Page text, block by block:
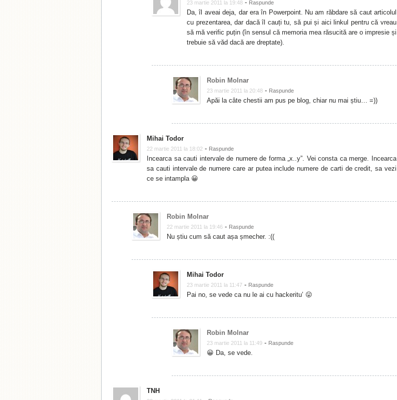
23 martie 2011 la 19:48 - Raspunde
Da, îl aveai deja, dar era în Powerpoint. Nu am răbdare să caut articolul
cu prezentarea, dar dacă îl cauți tu, să pui și aici linkul pentru că vreau
să mă verific puțin (în sensul că memoria mea răsucită are o impresie și
trebuie să văd dacă are dreptate).
Robin Molnar
23 martie 2011 la 20:48 - Raspunde
Apăi la câte chestii am pus pe blog, chiar nu mai știu… =))
Mihai Todor
22 martie 2011 la 18:02 - Raspunde
Incearca sa cauti intervale de numere de forma „x..y”. Vei consta ca merge. Incearca
sa cauti intervale de numere care ar putea include numere de carti de credit, sa vezi
ce se intampla 😀
Robin Molnar
22 martie 2011 la 19:46 - Raspunde
Nu știu cum să caut așa șmecher. :((
Mihai Todor
23 martie 2011 la 11:47 - Raspunde
Pai no, se vede ca nu le ai cu hackeritu’ 😛
Robin Molnar
23 martie 2011 la 11:49 - Raspunde
😀 Da, se vede.
TNH